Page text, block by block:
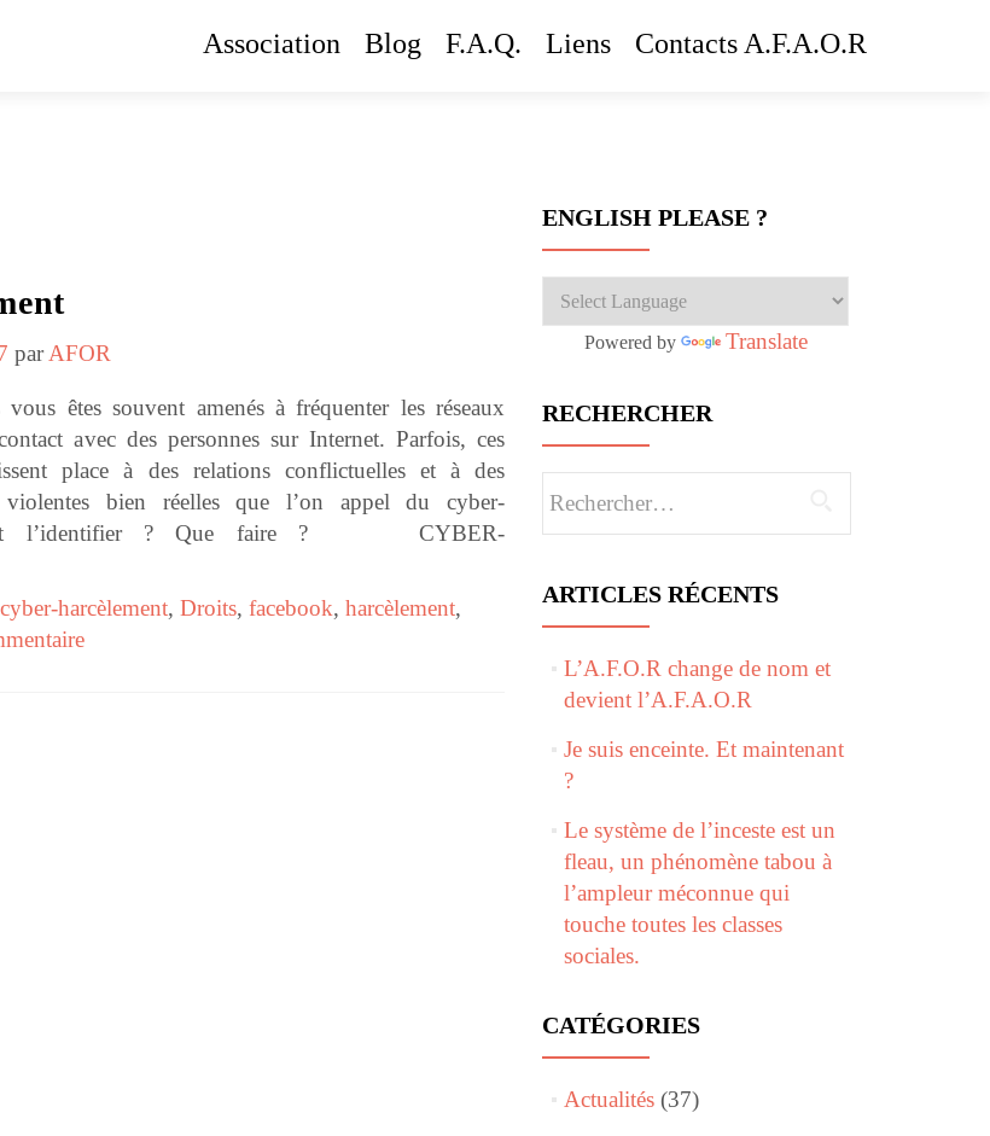
Association Blog F.A.Q. Liens Contacts A.F.A.O.R
parAFOR
êtes souvent amenés à fréquenter les réseaux
avec des personnes sur Internet. Parfois, ces
place à des relations conflictuelles et à des
violentes bien réelles que l’on appel du cyber-
l’identifier ? Que faire ? CYBER-
cyber-harcèlement, Droits, facebook, harcèlement,
ENGLISH PLEASE ?
Powered by Translate
RECHERCHER
ARTICLES RÉCENTS
L’A.F.O.R change de nom et
devient l’A.F.A.O.R
Je suis enceinte. Et maintenant
?
Le système de l’inceste est un
fleau, un phénomène tabou à
l’ampleur méconnue qui
touche toutes les classes
sociales.
CATÉGORIES
Actualités(37)